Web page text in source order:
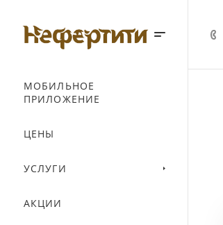
МОБИЛЬНОЕ
ПРИЛОЖЕНИЕ
ЦЕНЫ
УСЛУГИ
АКЦИИ